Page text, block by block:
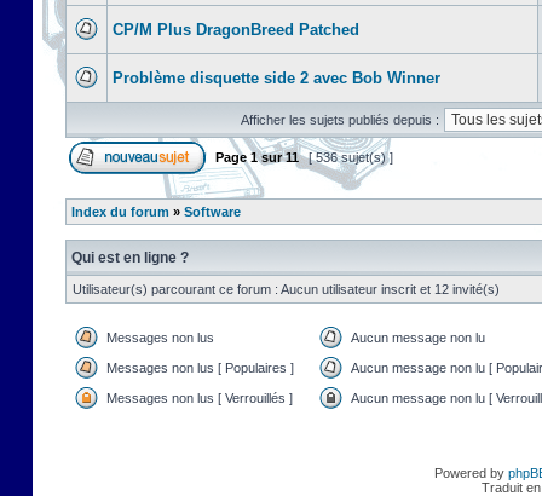
CP/M Plus DragonBreed Patched
Problème disquette side 2 avec Bob Winner
Afficher les sujets publiés depuis :
Page 1sur11 [ 536 sujet(s) ]
Index du forum » Software
Qui est en ligne ?
Utilisateur(s) parcourant ce forum : Aucun utilisateur inscrit et 12 invité(s)
Messages non lus Aucun message non lu
Messages non lus [ Populaires ] Aucun message non lu [
Messages non lus [ Verrouillés ] Aucun message non lu [
Powered by
Traduit